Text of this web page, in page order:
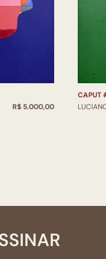
R$ 5.000,00
CAPUT